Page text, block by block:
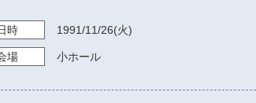
時 1991/11/26(火)
場 小ホール